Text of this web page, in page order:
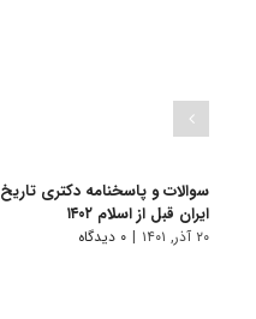
سوالات و پاسخنامه دکتری تاریخ
ایران قبل از اسلام ۱۴۰۲
۲۰ آذر, ۱۴۰۱ | ۰ دیدگاه